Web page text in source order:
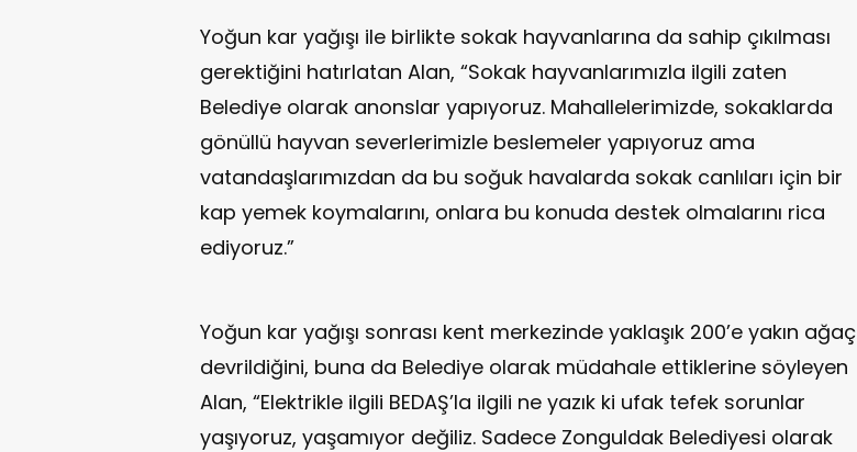
Yoğun kar yağışı ile birlikte sokak hayvanlarına da sahip çıkılması
gerektiğini hatırlatan Alan, “Sokak hayvanlarımızla ilgili zaten
Belediye olarak anonslar yapıyoruz. Mahallelerimizde, sokaklarda
gönüllü hayvan severlerimizle beslemeler yapıyoruz ama
vatandaşlarımızdan da bu soğuk havalarda sokak canlıları için bir
kap yemek koymalarını, onlara bu konuda destek olmalarını rica
ediyoruz.”
Yoğun kar yağışı sonrası kent merkezinde yaklaşık 200’e yakın ağaç
devrildiğini, buna da Belediye olarak müdahale ettiklerine söyleyen
Alan, “Elektrikle ilgili BEDAŞ’la ilgili ne yazık ki ufak tefek sorunlar
yaşıyoruz, yaşamıyor değiliz. Sadece Zonguldak Belediyesi olarak